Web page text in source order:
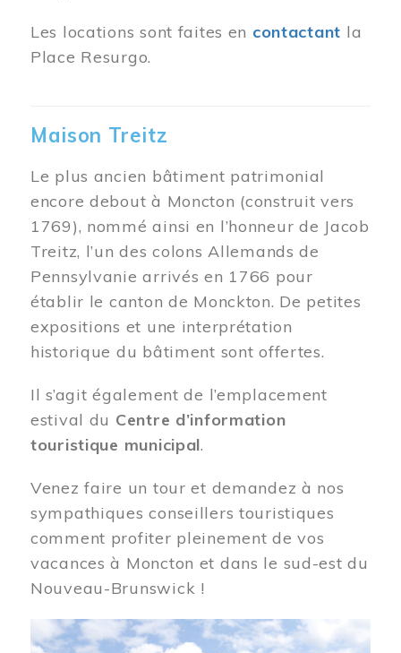
Les locations sont faites en contactant la
Place Resurgo.
Maison Treitz
Le plus ancien bâtiment patrimonial
encore debout à Moncton (construit vers
1769), nommé ainsi en l’honneur de Jacob
Treitz, l’un des colons Allemands de
Pennsylvanie arrivés en 1766 pour
établir le canton de Monckton. De petites
expositions et une interprétation
historique du bâtiment sont offertes.
Il s’agit également de l’emplacement
estival du Centre d’information
touristique municipal.
Venez faire un tour et demandez à nos
sympathiques conseillers touristiques
comment profiter pleinement de vos
vacances à Moncton et dans le sud-est du
Nouveau-Brunswick !
Image